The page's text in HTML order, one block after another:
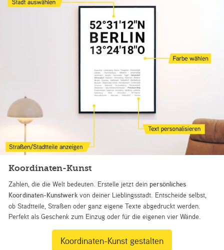
Koordinaten-Kunst
Zahlen, die die Welt bedeuten. Erstelle jetzt dein persönliches
Koordinaten-Kunstwerk von deiner Lieblingsstadt. Entscheide selbst,
ob Stadtteile, Straßen oder ganz eigene Texte abgedruckt werden.
Perfekt als Geschenk zum Einzug oder für die eigenen vier Wände.
Koordinaten-Kunst gestalten